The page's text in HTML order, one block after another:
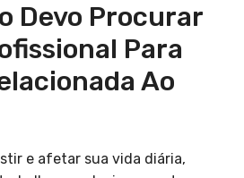
Devo Procurar
Para
Ao
e afetar sua vida diária,